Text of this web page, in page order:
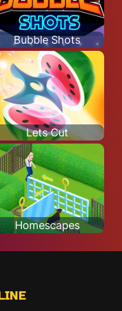
Bubble Shots
Lets Cut
Homescapes